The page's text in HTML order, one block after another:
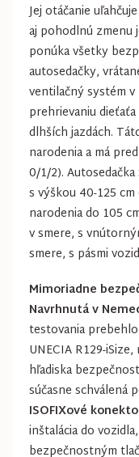
Jej otáčanie
aj pohodlnú zmenu
ponúka všetky
autosedačky,
ventilačný systém v
prehrievaniu
dlhších jazdách.
narodenia a má
0/1/2). Autosedačka
s výškou 40-125
narodenia do 105
v smere, s
smere, s pásmi
Mimoriadne
Navrhnutá v
testovania
UNECIA R129-
hľadiska
súčasne schválená
ISOFIXové
inštalácia do
bezpečnostným